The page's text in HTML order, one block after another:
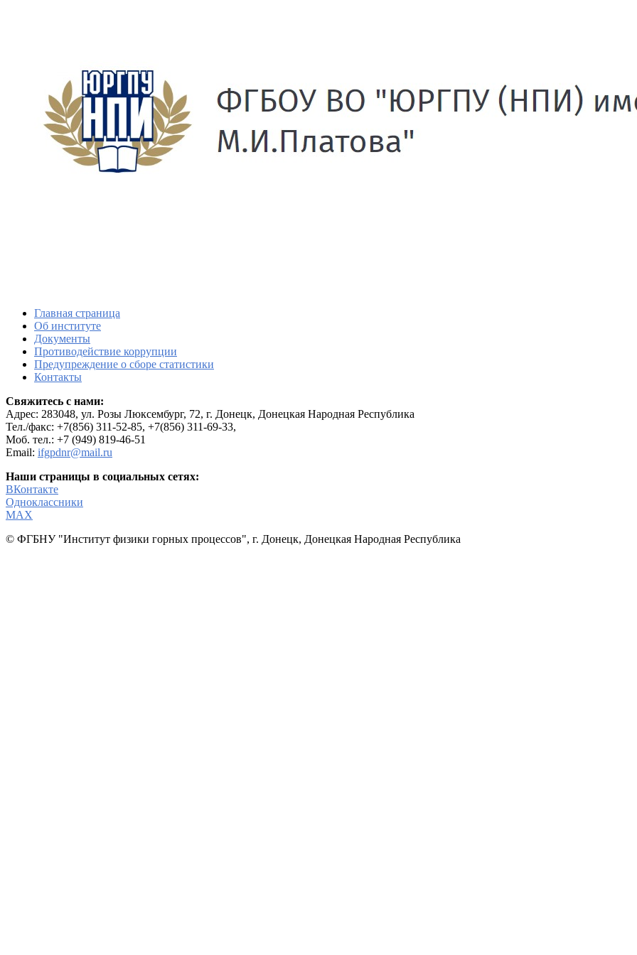
Главная страница
Об институте
Документы
Противодействие коррупции
Предупреждение о сборе статистики
Контакты
Свяжитесь с нами:
Адрес: 283048, ул. Розы Люксембург, 72, г. Донецк, Донецкая Народная Республика
Тел./факс: +7(856) 311-52-85, +7(856) 311-69-33,
Моб. тел.: +7 (949) 819-46-51
Email: ifgpdnr@mail.ru
Наши страницы в социальных сетях:
ВКонтакте
Одноклассники
МАХ
© ФГБНУ "Институт физики горных процессов", г. Донецк, Донецкая Народная Республика